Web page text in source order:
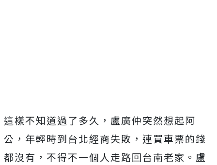
這樣不知道過了多久，盧廣仲突然想起阿
公，年輕時到台北經商失敗，連買車票的錢
都沒有，不得不一個人走路回台南老家。盧